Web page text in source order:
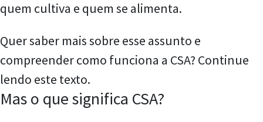
quem cultiva e quem se alimenta.
Quer saber mais sobre esse assunto e
compreender como funciona a CSA? Continue
lendo este texto.
Mas o que significa CSA?